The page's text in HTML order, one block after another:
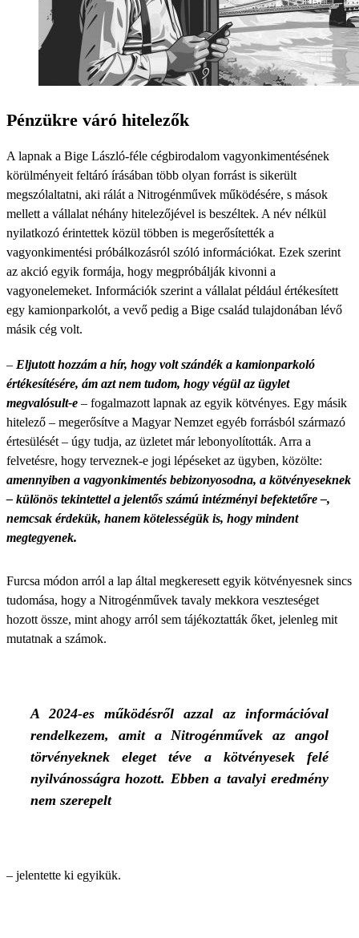
Pénzükre váró hitelezők
A lapnak a Bige László-féle cégbirodalom vagyonkimentésének
körülményeit feltáró írásában több olyan forrást is sikerült
megszólaltatni, aki rálát a Nitrogénművek működésére, s mások
mellett a vállalat néhány hitelezőjével is beszéltek. A név nélkül
nyilatkozó érintettek közül többen is megerősítették a
vagyonkimentési próbálkozásról szóló információkat. Ezek szerint
az akció egyik formája, hogy megpróbálják kivonni a
vagyonelemeket. Információk szerint a vállalat például értékesített
egy kamionparkolót, a vevő pedig a Bige család tulajdonában lévő
másik cég volt.
– Eljutott hozzám a hír, hogy volt szándék a kamionparkoló
értékesítésére, ám azt nem tudom, hogy végül az ügylet
megvalósult-e – fogalmazott lapnak az egyik kötvényes. Egy másik
hitelező – megerősítve a Magyar Nemzet egyéb forrásból származó
értesülését – úgy tudja, az üzletet már lebonyolították. Arra a
felvetésre, hogy terveznek-e jogi lépéseket az ügyben, közölte:
amennyiben a vagyonkimentés bebizonyosodna, a kötvényeseknek
– különös tekintettel a jelentős számú intézményi befektetőre –,
nemcsak érdekük, hanem kötelességük is, hogy mindent
megtegyenek.
Furcsa módon arról a lap által megkeresett egyik kötvényesnek sincs
tudomása, hogy a Nitrogénművek tavaly mekkora veszteséget
hozott össze, mint ahogy arról sem tájékoztatták őket, jelenleg mit
mutatnak a számok.
A 2024-es működésről azzal az információval
rendelkezem, amit a Nitrogénművek az angol
törvényeknek eleget téve a kötvényesek felé
nyilvánosságra hozott. Ebben a tavalyi eredmény
nem szerepelt
– jelentette ki egyikük.